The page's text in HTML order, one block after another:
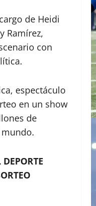
de Heidi
Ramírez,
con
espectáculo
en un show
de